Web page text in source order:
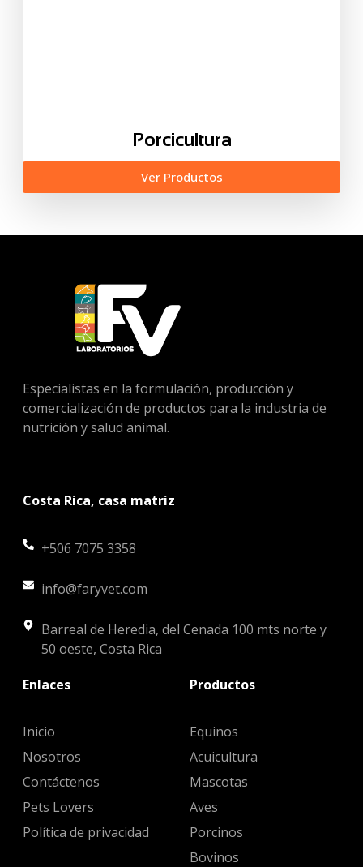
Porcicultura
Ver Productos
Especialistas en la formulación, producción y
comercialización de productos para la industria de
nutrición y salud animal.
Costa Rica, casa matriz
+506 7075 3358
info@faryvet.com
Barreal de Heredia, del Cenada 100 mts norte y
50 oeste, Costa Rica
Enlaces
Inicio
Nosotros
Contáctenos
Pets Lovers
Política de privacidad
Productos
Equinos
Acuicultura
Mascotas
Aves
Porcinos
Bovinos